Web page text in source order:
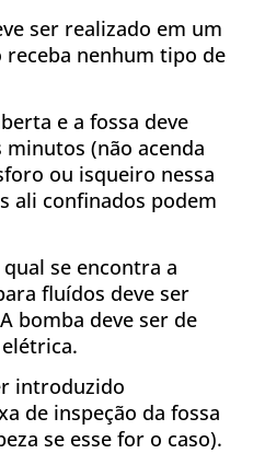
ser realizado em um
receba nenhum tipo de
e a fossa deve
(não acenda
ou isqueiro nessa
ali confinados podem
se encontra a
fluídos deve ser
bomba deve ser de
introduzido
de inspeção da fossa
se esse for o caso).